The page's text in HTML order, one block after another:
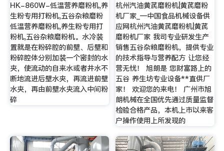
HK-860W-低温营养磨粉机,养
生粉专用打粉机,五谷杂粮磨粉
低温营养磨粉机,养生粉专用打
粉机,五谷杂粮磨粉机。水冷装
置就是在粉碎腔的前壁、后壁和
粉碎腔体分别加装一个密封的水
夹，使流动的自来水或者井水不
断地流进后壁水夹，再流进前壁
水夹，再由前壁水夹流入中间粉
碎
杭州汽油黄芪磨粉机|黄芪磨粉
机厂家_—中国食品机械设备供
应网杭州汽油黄芪磨粉机|黄芪
磨粉机厂家 我司专业研发生产
销售五谷杂粮磨粉机，提供专业
的技术指导与营养配方 让您经
营无忧！ 旭朗是 您财富路上的
五谷 养生坊专业设备**直供厂
家！ 欢迎您的来电！ 广州市旭
朗机械在全国优先通过质量监督
检验合格产品，本机上市以来客
户操作使用上所发现的